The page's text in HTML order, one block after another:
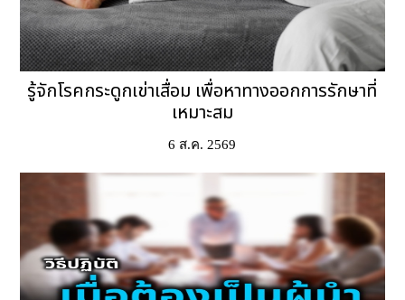
รู้จักโรคกระดูกเข่าเสื่อม เพื่อหาทางออกการรักษาที่
เหมาะสม
6 ส.ค. 2569